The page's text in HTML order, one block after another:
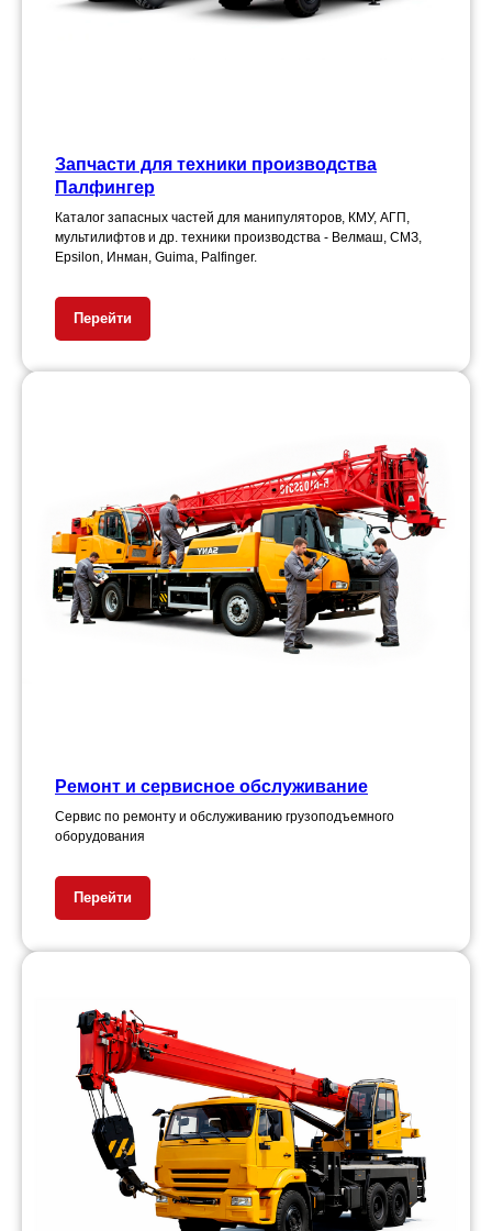
Запчасти для техники производства
Палфингер
Каталог запасных частей для манипуляторов, КМУ, АГП,
мультилифтов и др. техники производства - Велмаш, СМЗ,
Epsilon, Инман, Guima, Palfinger.
Перейти
Ремонт и сервисное обслуживание
Сервис по ремонту и обслуживанию грузоподъемного
оборудования
Перейти